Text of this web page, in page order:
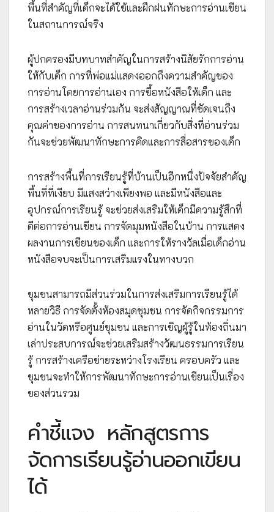
พื้นที่สำคัญที่เด็กจะได้ใช้และฝึกฝนทักษะการอ่านเขียน
ในสถานการณ์จริง
ผู้ปกครองมีบทบาทสำคัญในการสร้างนิสัยรักการอ่าน
ให้กับเด็ก การที่พ่อแม่แสดงออกถึงความสำคัญของ
การอ่านโดยการอ่านเอง การซื้อหนังสือให้เด็ก และ
การสร้างเวลาอ่านร่วมกัน จะส่งสัญญาณที่ชัดเจนถึง
คุณค่าของการอ่าน การสนทนาเกี่ยวกับสิ่งที่อ่านร่วม
กันจะช่วยพัฒนาทักษะการคิดและการสื่อสารของเด็ก
การสร้างพื้นที่การเรียนรู้ที่บ้านเป็นอีกหนึ่งปัจจัยสำคัญ
พื้นที่ที่เงียบ มีแสงสว่างเพียงพอ และมีหนังสือและ
อุปกรณ์การเรียนรู้ จะช่วยส่งเสริมให้เด็กมีความรู้สึกที่
ดีต่อการอ่านเขียน การจัดมุมหนังสือในบ้าน การแสดง
ผลงานการเขียนของเด็ก และการให้รางวัลเมื่อเด็กอ่าน
หนังสือจบจะเป็นการเสริมแรงในทางบวก
ชุมชนสามารถมีส่วนร่วมในการส่งเสริมการเรียนรู้ได้
หลายวิธี การจัดตั้งห้องสมุดชุมชน การจัดกิจกรรมการ
อ่านในวัดหรือศูนย์ชุมชน และการเชิญผู้รู้ในท้องถิ่นมา
เล่าประสบการณ์จะช่วยเสริมสร้างวัฒนธรรมการเรียน
รู้ การสร้างเครือข่ายระหว่างโรงเรียน ครอบครัว และ
ชุมชนจะทำให้การพัฒนาทักษะการอ่านเขียนเป็นเรื่อง
ของส่วนรวม
คำชี้แจง หลักสูตรการ
จัดการเรียนรู้อ่านออกเขียน
ได้